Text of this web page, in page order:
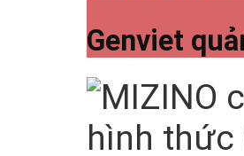
Genviet